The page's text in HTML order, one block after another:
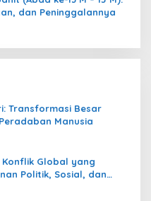
dan Peninggalannya
Transformasi Besar
Manusia
Konflik Global yang
Politik, Sosial, dan